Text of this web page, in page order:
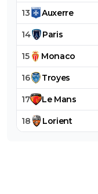
13 Auxerre
14 Paris
15 Monaco
16 Troyes
17 Le Mans
18 Lorient